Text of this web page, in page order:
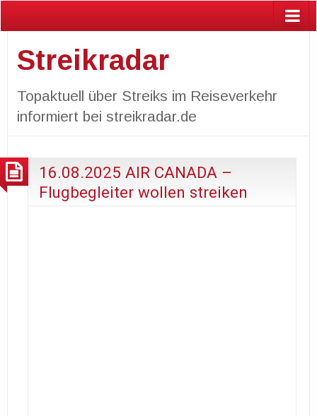
Streikradar
Topaktuell über Streiks im Reiseverkehr
informiert bei streikradar.de
16.08.2025 AIR CANADA –
Flugbegleiter wollen streiken